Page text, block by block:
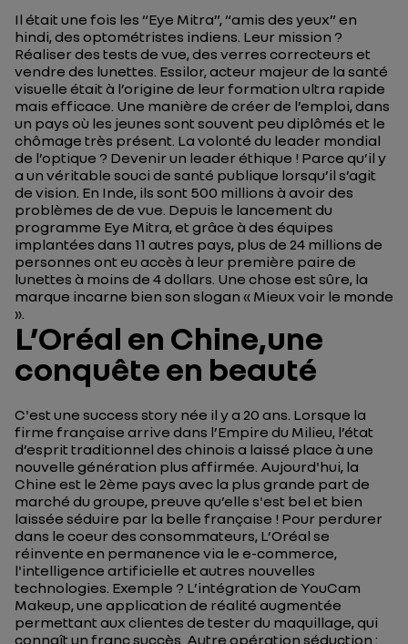
Il était une fois les “Eye Mitra”, “amis des yeux” en
hindi, des optométristes indiens. Leur mission ?
Réaliser des tests de vue, des verres correcteurs et
vendre des lunettes. Essilor, acteur majeur de la santé
visuelle était à l’origine de leur formation ultra rapide
mais efficace. Une manière de créer de l’emploi, dans
un pays où les jeunes sont souvent peu diplômés et le
chômage très présent. La volonté du leader mondial
de l’optique ? Devenir un leader éthique ! Parce qu’il y
a un véritable souci de santé publique lorsqu’il s’agit
de vision. En Inde, ils sont 500 millions à avoir des
problèmes de de vue. Depuis le lancement du
programme Eye Mitra, et grâce à des équipes
implantées dans 11 autres pays, plus de 24 millions de
personnes ont eu accès à leur première paire de
lunettes à moins de 4 dollars. Une chose est sûre, la
marque incarne bien son slogan « Mieux voir le monde
».
L’Oréal en Chine,une
conquête en beauté
C'est une success story née il y a 20 ans. Lorsque la
firme française arrive dans l’Empire du Milieu, l’état
d’esprit traditionnel des chinois a laissé place à une
nouvelle génération plus affirmée. Aujourd'hui, la
Chine est le 2ème pays avec la plus grande part de
marché du groupe, preuve qu’elle s'est bel et bien
laissée séduire par la belle française ! Pour perdurer
dans le coeur des consommateurs, L’Oréal se
réinvente en permanence via le e-commerce,
l'intelligence artificielle et autres nouvelles
technologies. Exemple ? L’intégration de YouCam
Makeup, une application de réalité augmentée
permettant aux clientes de tester du maquillage, qui
connaît un franc succès. Autre opération séduction :